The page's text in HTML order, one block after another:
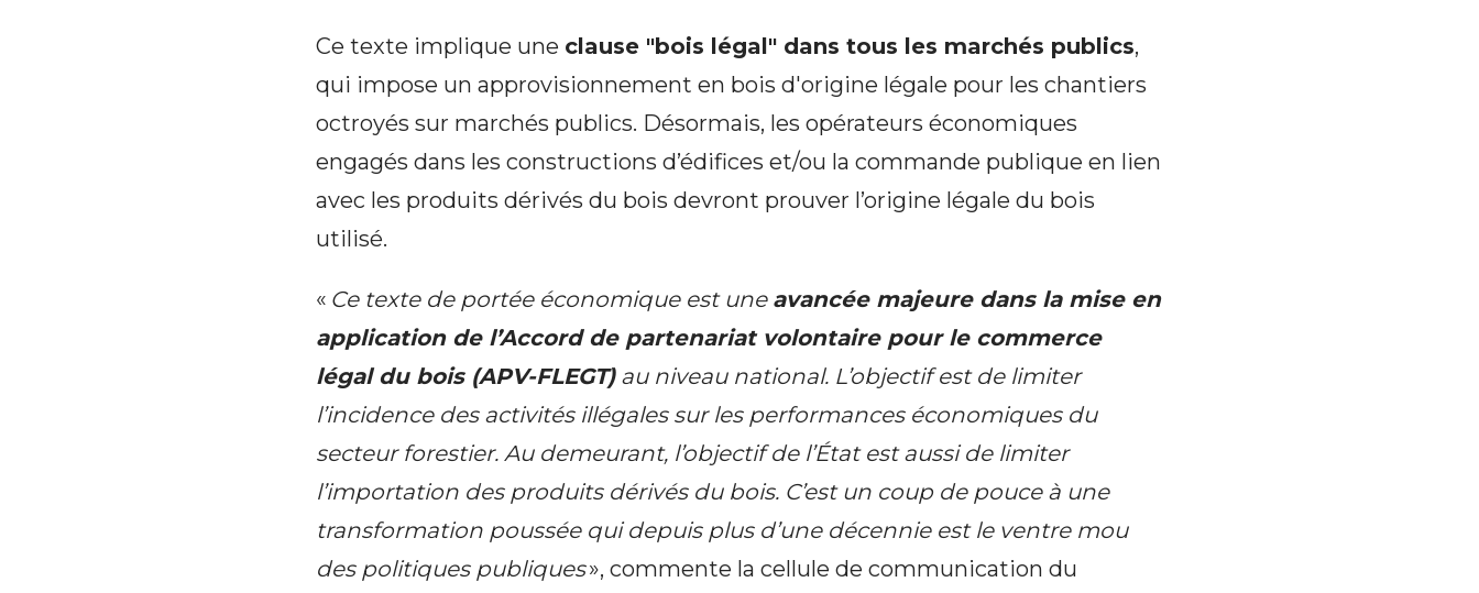
Ce texte implique une clause "bois légal" dans tous les marchés publics,
qui impose un approvisionnement en bois d'origine légale pour les chantiers
octroyés sur marchés publics. Désormais, les opérateurs économiques
engagés dans les constructions d’édifices et/ou la commande publique en lien
avec les produits dérivés du bois devront prouver l’origine légale du bois
utilisé.
« Ce texte de portée économique est une avancée majeure dans la mise en
application de l’Accord de partenariat volontaire pour le commerce
légal du bois (APV-FLEGT)au niveau national. L’objectif est de limiter
l’incidence des activités illégales sur les performances économiques du
secteur forestier. Au demeurant, l’objectif de l’État est aussi de limiter
l’importation des produits dérivés du bois. C’est un coup de pouce à une
transformation poussée qui depuis plus d’une décennie est le ventre mou
des politiques publiques», commente la cellule de communication du